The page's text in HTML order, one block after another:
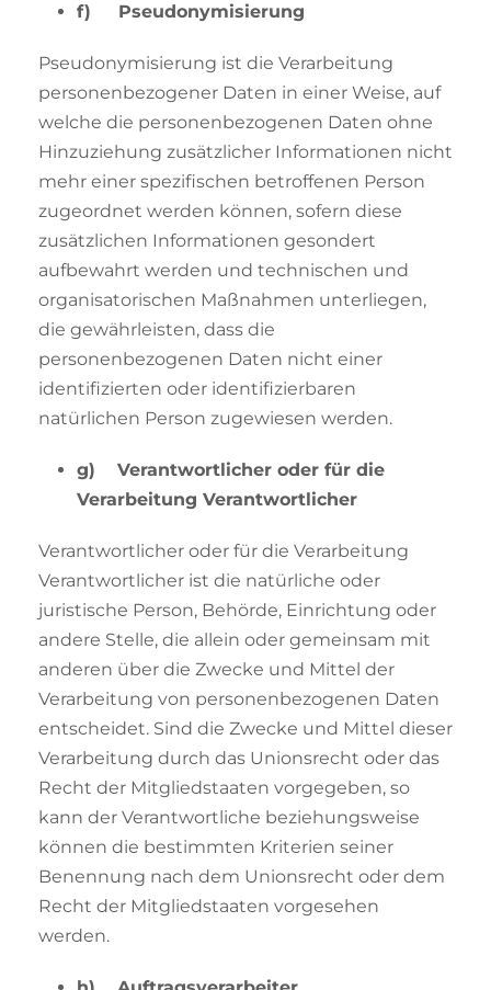
f) Pseudonymisierung
Pseudonymisierung ist die Verarbeitung
personenbezogener Daten in einer Weise, auf
welche die personenbezogenen Daten ohne
Hinzuziehung zusätzlicher Informationen nicht
mehr einer spezifischen betroffenen Person
zugeordnet werden können, sofern diese
zusätzlichen Informationen gesondert
aufbewahrt werden und technischen und
organisatorischen Maßnahmen unterliegen,
die gewährleisten, dass die
personenbezogenen Daten nicht einer
identifizierten oder identifizierbaren
natürlichen Person zugewiesen werden.
g) Verantwortlicher oder für die
Verarbeitung Verantwortlicher
Verantwortlicher oder für die Verarbeitung
Verantwortlicher ist die natürliche oder
juristische Person, Behörde, Einrichtung oder
andere Stelle, die allein oder gemeinsam mit
anderen über die Zwecke und Mittel der
Verarbeitung von personenbezogenen Daten
entscheidet. Sind die Zwecke und Mittel dieser
Verarbeitung durch das Unionsrecht oder das
Recht der Mitgliedstaaten vorgegeben, so
kann der Verantwortliche beziehungsweise
können die bestimmten Kriterien seiner
Benennung nach dem Unionsrecht oder dem
Recht der Mitgliedstaaten vorgesehen
werden.